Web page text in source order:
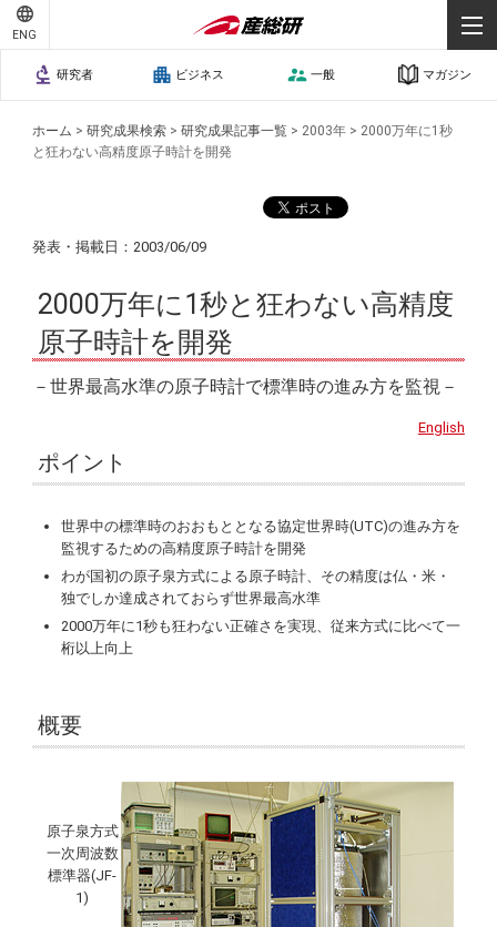
ENG
研究者 ビジネス 一般 マガジン
ホーム >研究成果検索 >研究成果記事一覧 > 2003年 > 2000万年に1秒
と狂わない高精度原子時計を開発
発表・掲載日：2003/06/09
2000万年に1秒と狂わない高精度
原子時計を開発
－世界最高水準の原子時計で標準時の進み方を監視－
English
ポイント
世界中の標準時のおおもととなる協定世界時(UTC)の進み方を
監視するための高精度原子時計を開発
わが国初の原子泉方式による原子時計、その精度は仏・米・
独でしか達成されておらず世界最高水準
2000万年に1秒も狂わない正確さを実現、従来方式に比べて一
桁以上向上
概要
原子泉方式
一次周波数
標準器(JF-
1)